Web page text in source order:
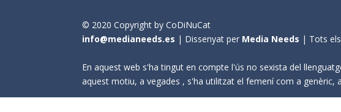
© 2020 Copyright by CoDiNuCat
info@medianeeds.es | Dissenyat per Media Needs | Tots
En aquest web s'ha tingut en compte l'ús no sexista del
aquest motiu, a vegades , s'ha utilitzat el femení com a